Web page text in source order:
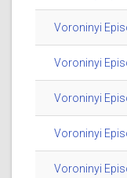
Voroninyi
Voroninyi
Voroninyi
Voroninyi
Voroninyi